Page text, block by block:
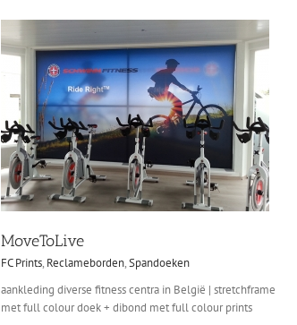
MoveToLive
FC Prints, Reclameborden,Spandoeken
aankleding diverse fitness centra in België | stretchframe
met full colour doek + dibond met full colour prints